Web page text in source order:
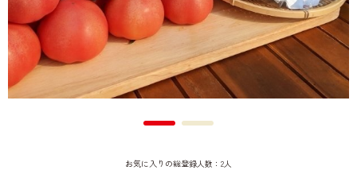
お気に入りの総登録人数：2人